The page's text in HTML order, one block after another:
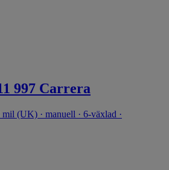
997 Carrera
(UK) · manuell · 6-växlad ·